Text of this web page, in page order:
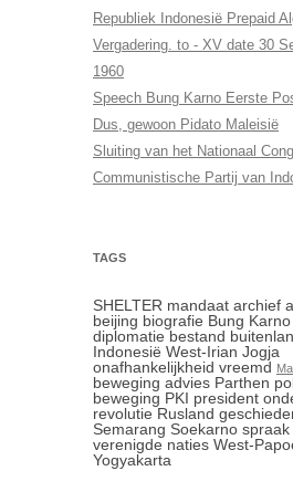
Republiek Indonesië Prepaid
Vergadering. to - XV date 30
1960
Speech Bung Karno Eerste
Dus, gewoon Pidato Maleisië
Sluiting van het Nationaal
Communistische Partij van
TAGS
SHELTER mandaat archief
beijing biografie Bung
diplomatie bestand
Indonesië West-Irian Jogja
onafhankelijkheid vreemd
beweging advies Parthen
beweging PKI president
revolutie Rusland
Semarang Soekarno spraak
verenigde naties West-
Yogyakarta